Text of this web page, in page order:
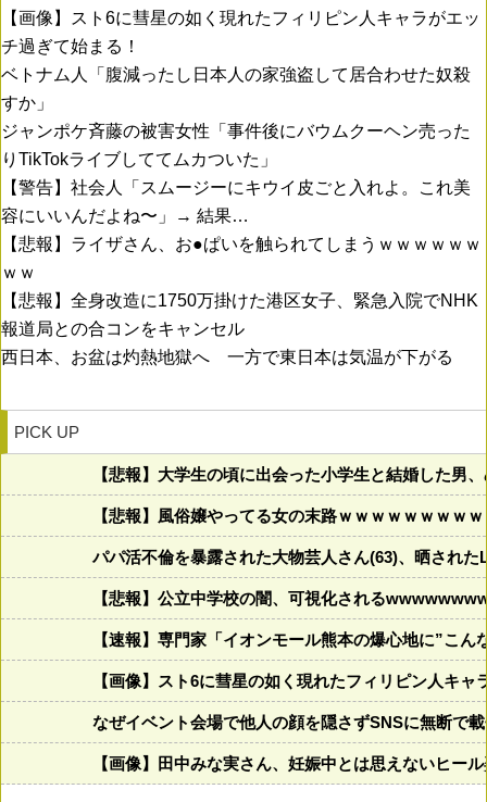
【画像】スト6に彗星の如く現れたフィリピン人キャラがエッ
チ過ぎて始まる！
ベトナム人「腹減ったし日本人の家強盗して居合わせた奴殺
すか」
ジャンポケ斉藤の被害女性「事件後にバウムクーヘン売った
りTikTokライブしててムカついた」
【警告】社会人「スムージーにキウイ皮ごと入れよ。これ美
容にいいんだよね〜」→ 結果…
【悲報】ライザさん、お●ぱいを触られてしまうｗｗｗｗｗｗ
ｗｗ
【悲報】全身改造に1750万掛けた港区女子、緊急入院でNHK
報道局との合コンをキャンセル
西日本、お盆は灼熱地獄へ 一方で東日本は気温が下がる
PICK UP
【悲報】大学生の頃に出会った小学生と結婚した
【悲報】風俗嬢やってる女の末路ｗｗｗｗｗｗｗｗ
パパ活不倫を暴露された大物芸人さん(63)、晒され
【悲報】公立中学校の闇、可視化される
【速報】専門家「イオンモール熊本の爆心地に”こ
【画像】スト6に彗星の如く現れたフィリピン人キャ
なぜイベント会場で他人の顔を隠さずSNSに無断で
【画像】田中みな実さん、妊娠中とは思えないヒー